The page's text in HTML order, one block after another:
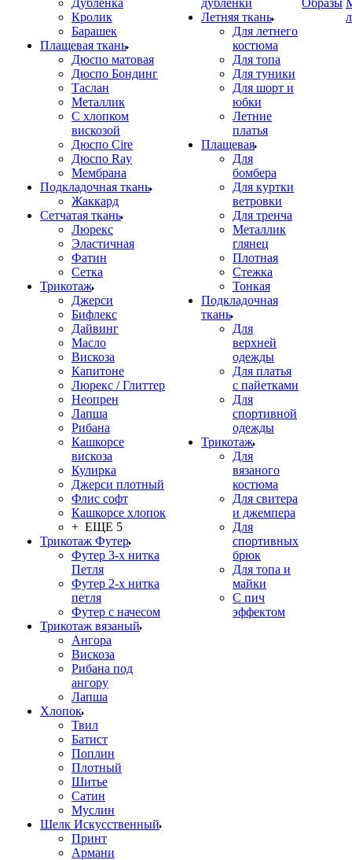
Дубленка
Кролик
Барашек
Плащевая ткань
Дюспо матовая
Дюспо Бондинг
Таслан
Металлик
С хлопком
вискозой
Дюспо Cire
Дюспо Ray
Мембрана
Подкладочная ткань
Жаккард
Сетчатая ткань
Люрекс
Эластичная
Фатин
Сетка
Трикотаж
Джерси
Бифлекс
Дайвинг
Масло
Вискоза
Капитоне
Люрекс / Глиттер
Неопрен
Лапша
Рибана
Кашкорсе
вискоза
Кулирка
Джерси плотный
Флис софт
Кашкорсе хлопок
+ ЕЩЕ 5
Трикотаж Футер
Футер 3-х нитка
Петля
Футер 2-х нитка
петля
Футер с начесом
Трикотаж вязаный
Ангора
Вискоза
Рибана под
ангору
Лапша
Хлопок
Твил
Батист
Поплин
Плотный
Шитье
Сатин
Муслин
Шелк Искусственный
Принт
Армани
дубленки
Летняя ткань
Для летнего
костюма
Для топа
Для туники
Для шорт и
юбки
Летние
платья
Плащевая
Для
бомбера
Для куртки
ветровки
Для тренча
Металлик
глянец
Плотная
Стежка
Тонкая
Подкладочная
ткань
Для
верхней
одежды
Для платья
с пайетками
Для
спортивной
одежды
Трикотаж
Для
вязаного
костюма
Для свитера
и джемпера
Для
спортивных
брюк
Для топа и
майки
С пич
эффектом
Образы